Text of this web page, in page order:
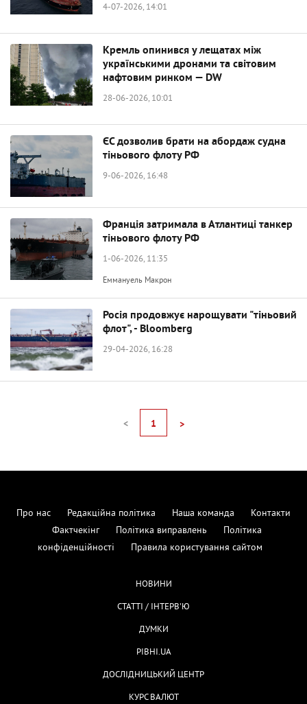
4-07-2026, 14:01
Кремль опинився у лещатах між
українськими дронами та світовим
нафтовим ринком — DW
28-06-2026, 10:01
ЄС дозволив брати на абордаж судна
тіньового флоту РФ
9-06-2026, 16:48
Франція затримала в Атлантиці танкер
тіньового флоту РФ
1-06-2026, 11:35
Еммануель Макрон
Росія продовжує нарощувати "тіньовий
флот", - Bloomberg
29-04-2026, 16:28
< 1 >
Про нас Редакційна політика Наша команда
Контакти
Фактчекінг
Політика виправлень
Політика
конфіденційності
Правила користування сайтом
НОВИНИ
СТАТТІ / ІНТЕРВ'Ю
ДУМКИ
РІВНІ.UA
ДОСЛІДНИЦЬКИЙ ЦЕНТР
КУРС ВАЛЮТ